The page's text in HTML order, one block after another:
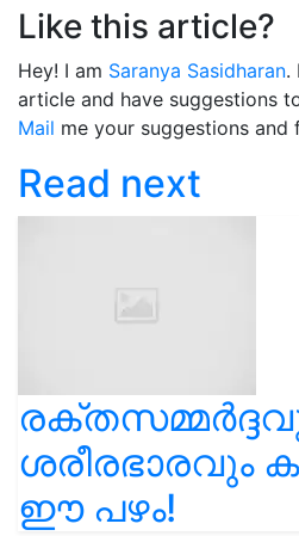
Like this article?
Hey! I am Saranya Sasidharan.
article and have suggestions
Mail me your suggestions and
Read next
ശരീരഭാരവും
ഈ പഴം!